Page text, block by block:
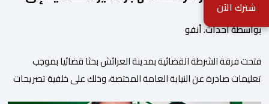
القضاء
بواسطة أحداث. أنفو
فتحت فرقة الشرطة القضائية بمدينة العرائش بحثا قضائيا بموجب
تعليمات صادرة عن النيابة العامة المختصة، وذلك على خلفية تصريحات
شترك الآن